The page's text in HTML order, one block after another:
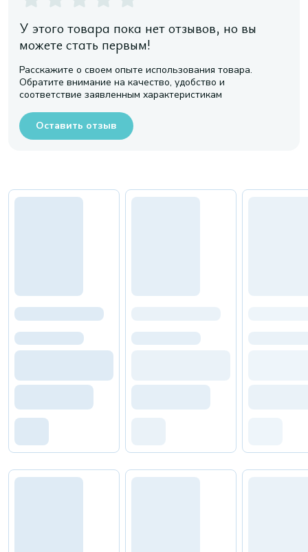
У этого товара пока нет отзывов, но вы
можете стать первым!
Расскажите о своем опыте использования товара.
Обратите внимание на качество, удобство и
соответствие заявленным характеристикам
Оставить отзыв